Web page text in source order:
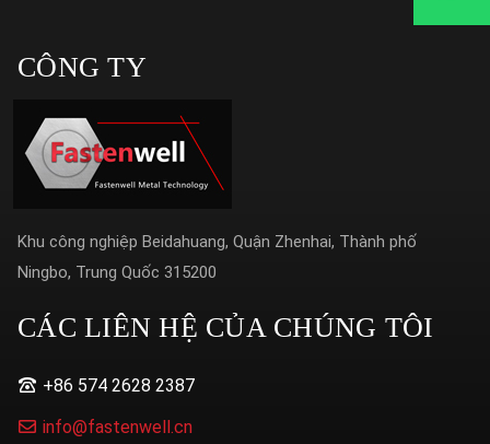
CÔNG TY
Khu công nghiệp Beidahuang, Quận Zhenhai, Thành phố
Ningbo, Trung Quốc 315200
CÁC LIÊN HỆ CỦA CHÚNG TÔI
+86 574 2628 2387
info@fastenwell.cn